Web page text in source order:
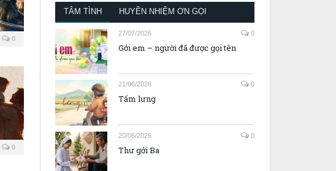
0
0
TÂM TÌNH HUYỀN NHIỆM ƠN GỌI
27/07/2026 0
Gởi em – người đã được gọi tên
21/06/2026 0
Tấm lưng
20/06/2026 0
Thư gởi Ba